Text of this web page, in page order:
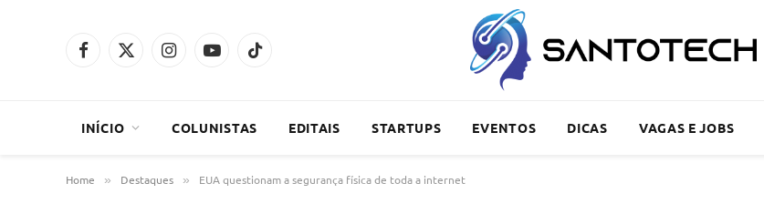
Facebook
X
InstagramYouTubeTikTok
INÍCIO COLUNISTAS EDITAIS STARTUPS EVENTOS DICAS VAGAS E JOBS
Home » Destaques » EUA questionam a segurança física de toda a internet